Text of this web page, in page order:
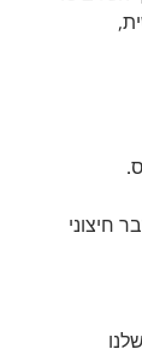
חיצוני